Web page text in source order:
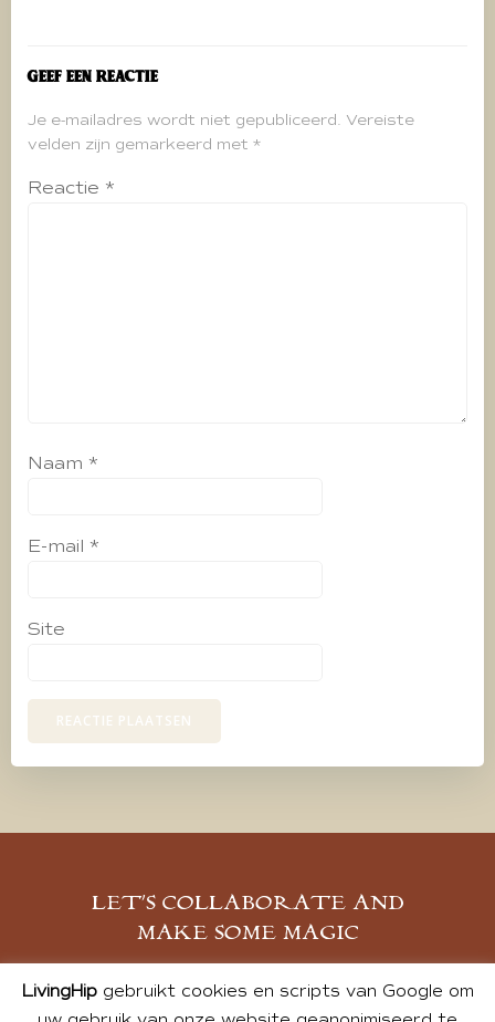
Geef een reactie
Je e-mailadres wordt niet gepubliceerd. Vereiste
velden zijn gemarkeerd met *
Reactie *
Naam *
E-mail *
Site
LET’S COLLABORATE AND
MAKE SOME MAGIC
MELD JE AAN
LivingHipgebruikt cookies en scripts van Google om